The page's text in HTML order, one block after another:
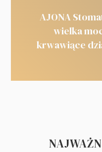
AJONA
wielka
krwawiące